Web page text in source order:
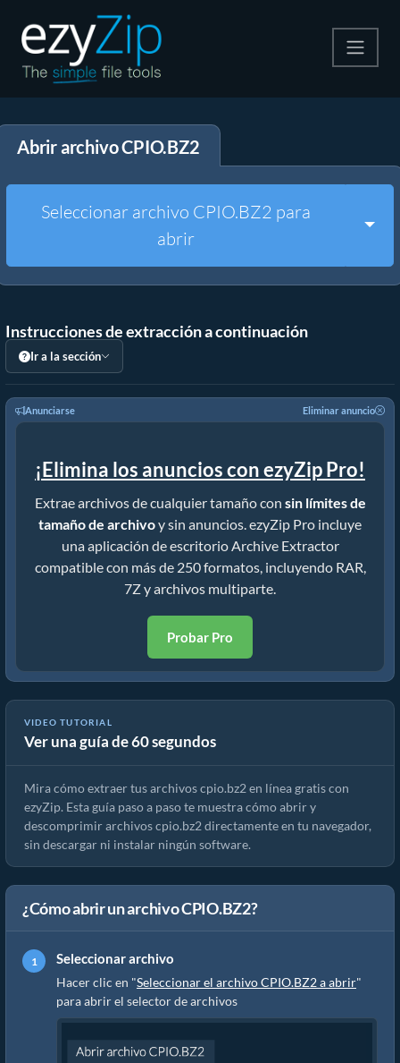
Descomprime
Abrir archivo CPIO.BZ2
Seleccionar archivo CPIO.BZ2 para
abrir
Instrucciones de extracción a continuación
Ir a la sección
Anunciarse Eliminar anuncio
¡Elimina los anuncios con ezyZip Pro!
Extrae archivos de cualquier tamaño con sin límites de
tamaño de archivoy sin anuncios. ezyZip Pro incluye
una aplicación de escritorio Archive Extractor
compatible con más de 250 formatos, incluyendo RAR,
7Z y archivos multiparte.
Probar Pro
VIDEO TUTORIAL
Ver una guía de 60 segundos
Cómo extraer archivos cpio.bz2 en línea con ezyZip (gratis, sin
instalación)
Mira cómo extraer tus archivos cpio.bz2 en línea gratis con
ezyZip. Esta guía paso a paso te muestra cómo abrir y
descomprimir archivos cpio.bz2 directamente en tu navegador,
sin descargar ni instalar ningún software.
¿Cómo abrir un archivo CPIO.BZ2?
Seleccionar archivo
Hacer clic en "Seleccionar el archivo CPIO.BZ2 a abrir"
para abrir el selector de archivos